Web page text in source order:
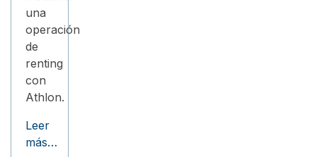
una
operación
de
renting
con
Athlon.
Leer
más…